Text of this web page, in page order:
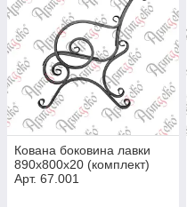
Кована боковина лавки
890х800х20 (комплект)
Арт. 67.001